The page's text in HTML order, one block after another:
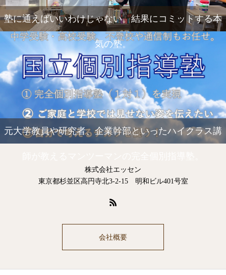
塾に通えばいいわけじゃない。結果にコミットする本
気の塾。
元大学教員や研究者、企業幹部といったハイクラス講
株式会社エッセン
東京都杉並区高円寺北3-2-15 明和ビル401号室
会社概要